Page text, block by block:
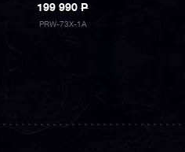
199 990P
PRW-73X-1A